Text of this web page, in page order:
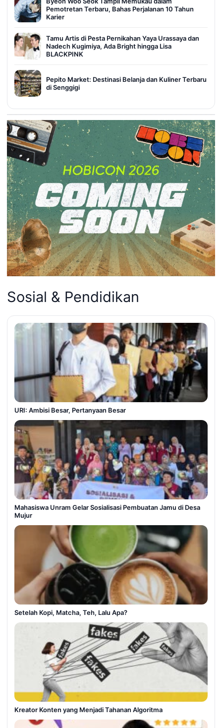
Pemotretan Terbaru, Bahas Perjalanan 10 Tahun
Karier
Tamu Artis di Pesta Pernikahan Yaya Urassaya dan
Nadech Kugimiya, Ada Bright hingga Lisa
BLACKPINK
Pepito Market: Destinasi Belanja dan Kuliner Terbaru
di Senggigi
Sosial & Pendidikan
URI: Ambisi Besar, Pertanyaan Besar
Mahasiswa Unram Gelar Sosialisasi Pembuatan Jamu di Desa
Mujur
Setelah Kopi, Matcha, Teh, Lalu Apa?
Kreator Konten yang Menjadi Tahanan Algoritma